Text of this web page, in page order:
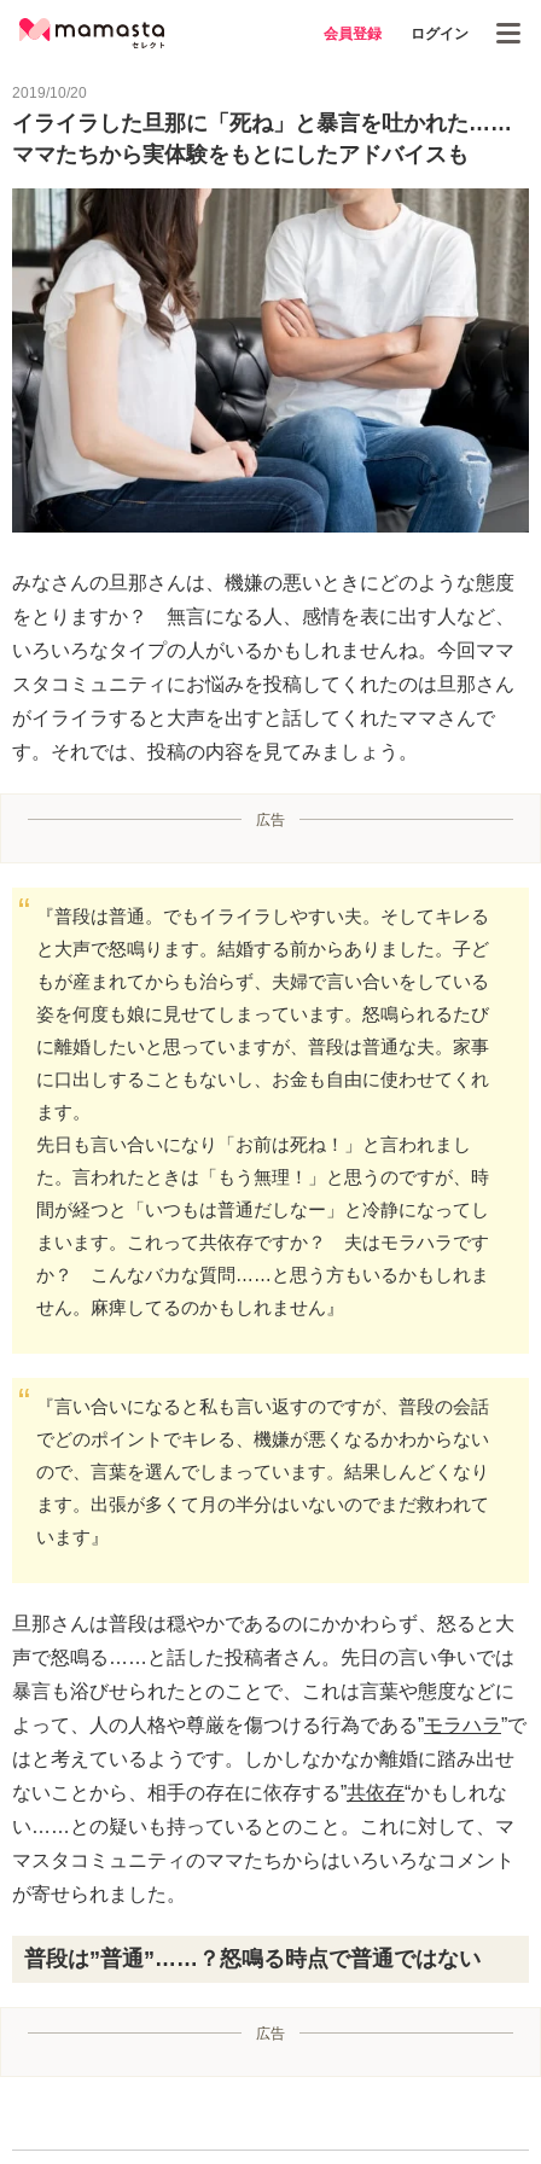
会員登録 ログイン
2019/10/20
イライラした旦那に「死ね」と暴言を吐かれた……
ママたちから実体験をもとにしたアドバイスも
みなさんの旦那さんは、機嫌の悪いときにどのような態度
をとりますか？ 無言になる人、感情を表に出す人など、
いろいろなタイプの人がいるかもしれませんね。今回ママ
スタコミュニティにお悩みを投稿してくれたのは旦那さん
がイライラすると大声を出すと話してくれたママさんで
す。それでは、投稿の内容を見てみましょう。
広告
『普段は普通。でもイライラしやすい夫。そしてキレる
と大声で怒鳴ります。結婚する前からありました。子ど
もが産まれてからも治らず、夫婦で言い合いをしている
姿を何度も娘に見せてしまっています。怒鳴られるたび
に離婚したいと思っていますが、普段は普通な夫。家事
に口出しすることもないし、お金も自由に使わせてくれ
ます。
先日も言い合いになり「お前は死ね！」と言われまし
た。言われたときは「もう無理！」と思うのですが、時
間が経つと「いつもは普通だしなー」と冷静になってし
まいます。これって共依存ですか？ 夫はモラハラです
か？ こんなバカな質問……と思う方もいるかもしれま
せん。麻痺してるのかもしれません』
『言い合いになると私も言い返すのですが、普段の会話
でどのポイントでキレる、機嫌が悪くなるかわからない
ので、言葉を選んでしまっています。結果しんどくなり
ます。出張が多くて月の半分はいないのでまだ救われて
います』
旦那さんは普段は穏やかであるのにかかわらず、怒ると大
声で怒鳴る……と話した投稿者さん。先日の言い争いでは
暴言も浴びせられたとのことで、これは言葉や態度などに
よって、人の人格や尊厳を傷つける行為である”モラハラ”で
はと考えているようです。しかしなかなか離婚に踏み出せ
ないことから、相手の存在に依存する”共依存“かもしれな
い……との疑いも持っているとのこと。これに対して、マ
マスタコミュニティのママたちからはいろいろなコメント
が寄せられました。
普段は”普通”……？怒鳴る時点で普通ではない
広告